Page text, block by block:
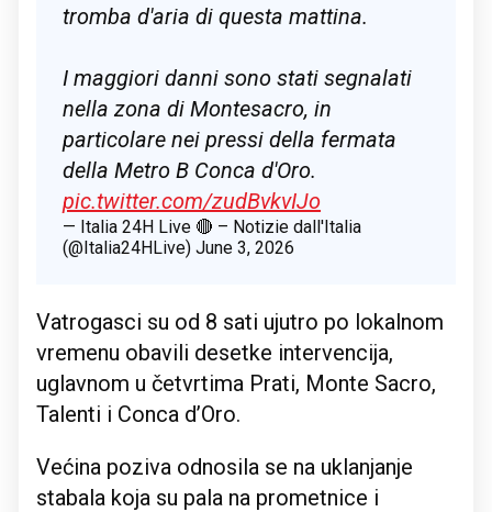
tromba d'aria di questa mattina.
I maggiori danni sono stati segnalati
nella zona di Montesacro, in
particolare nei pressi della fermata
della Metro B Conca d'Oro.
pic.twitter.com/zudBvkvIJo
— Italia 24H Live 🔴 – Notizie dall'Italia
(@Italia24HLive) June 3, 2026
Vatrogasci su od 8 sati ujutro po lokalnom
vremenu obavili desetke intervencija,
uglavnom u četvrtima Prati, Monte Sacro,
Talenti i Conca d’Oro.
Većina poziva odnosila se na uklanjanje
stabala koja su pala na prometnice i